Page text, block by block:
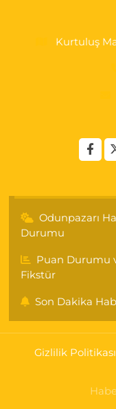
Kurtuluş
Odunpazarı
Durumu
Puan Durumu
Fikstür
Son Dakika
Gizlilik Politikası